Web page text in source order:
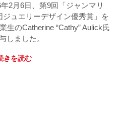
2月6日、第9回「ジャンマリ
ュエリーデザイン優秀賞」を
生のCatherine “Cathy” Aulick氏
しました。
きを読む